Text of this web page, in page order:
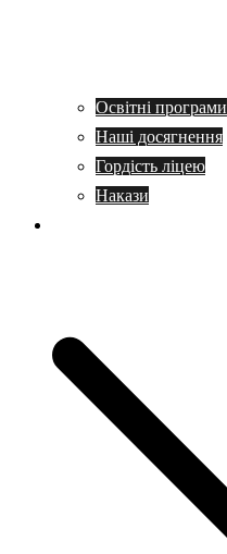
Освітні програми
Наші досягнення
Гордість ліцею
Накази